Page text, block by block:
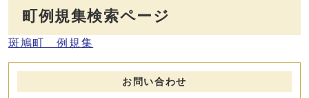
町例規集検索ページ
斑鳩町 例規集
お問い合わせ